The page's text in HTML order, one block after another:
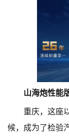
山海炮性能
重庆，这座
候，成为了检验